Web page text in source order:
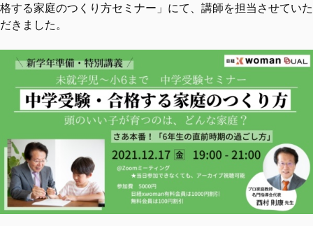
格する家庭のつくり方セミナー」にて、講師を担当させていた
だきました。